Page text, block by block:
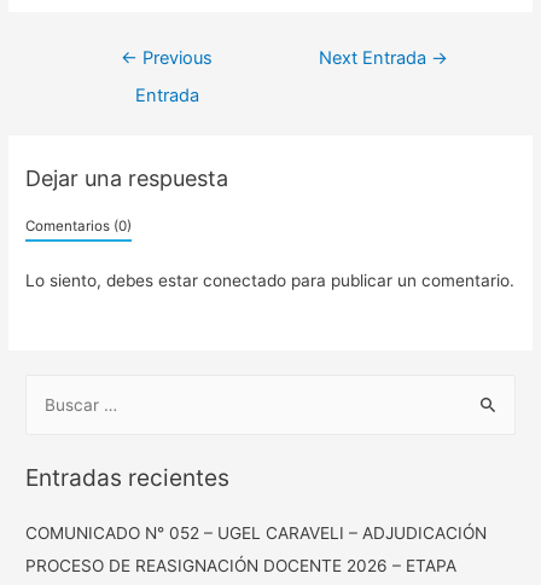
← Previous
Entrada
Next Entrada →
Dejar una respuesta
Comentarios (0)
Lo siento, debes estarconectado para publicar un comentario.
Entradas recientes
COMUNICADO N° 052 – UGEL CARAVELI – ADJUDICACIÓN
PROCESO DE REASIGNACIÓN DOCENTE 2026 – ETAPA